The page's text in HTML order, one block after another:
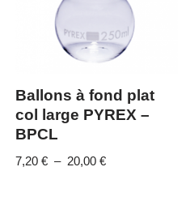
Ballons à fond plat
col large PYREX –
BPCL
7,20€ – 20,00€